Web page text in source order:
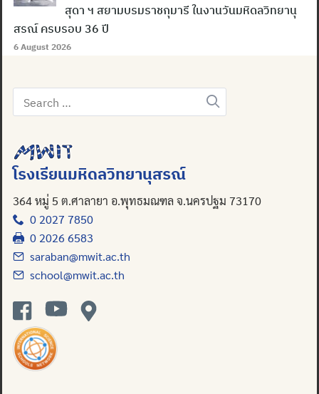
สุดา ฯ สยามบรมราชกุมารี ในงานวันมหิดลวิทยานุ
สรณ์ ครบรอบ 36 ปี
6 August 2026
Search
for:
โรงเรียนมหิดลวิทยานุสรณ์
364 หมู่ 5 ต.ศาลายา อ.พุทธมณฑล จ.นครปฐม 73170
0 2027 7850
0 2026 6583
saraban@mwit.ac.th
school@mwit.ac.th